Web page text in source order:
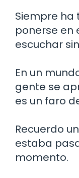
Siempre
ponerse en
escuchar
En un
gente se
es un faro
Recuerdo
estaba
momento.